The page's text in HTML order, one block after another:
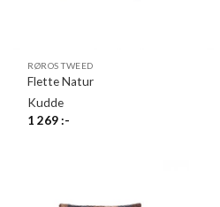
RØROS TWEED
Flette Natur
Kudde
1 269:-